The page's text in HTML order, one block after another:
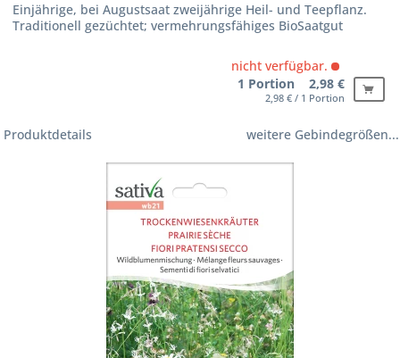
Einjährige, bei Augustsaat zweijährige Heil- und Teepflanz.
Traditionell gezüchtet; vermehrungsfähiges BioSaatgut
nicht verfügbar.
1 Portion 2,98 €
2,98 € / 1 Portion
Produktdetails weitere Gebindegrößen...